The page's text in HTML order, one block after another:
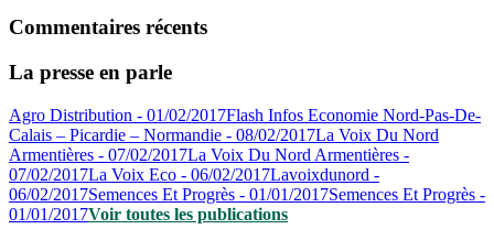
Commentaires récents
La presse en parle
Agro Distribution - 01/02/2017Flash Infos Economie Nord-Pas-De-
Calais – Picardie – Normandie - 08/02/2017La Voix Du Nord
Armentières - 07/02/2017La Voix Du Nord Armentières -
07/02/2017La Voix Eco - 06/02/2017Lavoixdunord -
06/02/2017Semences Et Progrès - 01/01/2017Semences Et Progrès -
01/01/2017Voir toutes les publications